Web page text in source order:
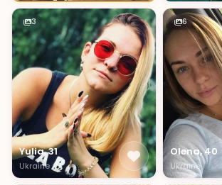
3
Yulia, 31
Ukraine
6
Olena, 40
Ukraine